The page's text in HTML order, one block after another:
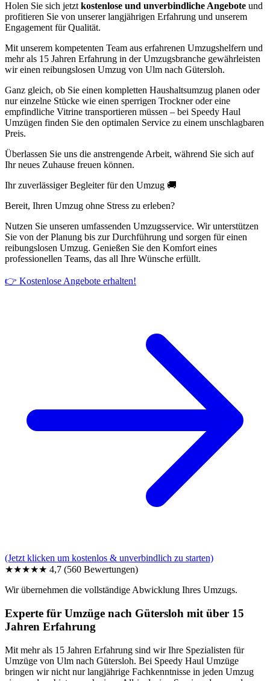
Holen Sie sich jetzt kostenlose und unverbindliche Angebote und
profitieren Sie von unserer langjährigen Erfahrung und unserem
Engagement für Qualität.
Mit unserem kompetenten Team aus erfahrenen Umzugshelfern und
mehr als 15 Jahren Erfahrung in der Umzugsbranche gewährleisten
wir einen reibungslosen Umzug von Ulm nach Gütersloh.
Ganz gleich, ob Sie einen kompletten Haushaltsumzug planen oder
nur einzelne Stücke wie einen sperrigen Trockner oder eine
empfindliche Vitrine transportieren müssen – bei Speedy Haul
Umzügen finden Sie den optimalen Service zu einem unschlagbaren
Preis.
Überlassen Sie uns die anstrengende Arbeit, während Sie sich auf
Ihr neues Zuhause freuen können.
Ihr zuverlässiger Begleiter für den Umzug 🚚
Bereit, Ihren Umzug ohne Stress zu erleben?
Nutzen Sie unseren umfassenden Umzugsservice. Wir unterstützen
Sie von der Planung bis zur Durchführung und sorgen für einen
reibungslosen Umzug. Genießen Sie den Komfort eines
professionellen Teams, das all Ihre Wünsche erfüllt.
👉 Kostenlose Angebote erhalten!
(Jetzt klicken um kostenlos & unverbindlich zu starten)
★★★★★ 4,7 (560 Bewertungen)
Wir übernehmen die vollständige Abwicklung Ihres Umzugs.
Experte für Umzüge nach Gütersloh mit über 15
Jahren Erfahrung
Mit mehr als 15 Jahren Erfahrung sind wir Ihre Spezialisten für
Umzüge von Ulm nach Gütersloh. Bei Speedy Haul Umzüge
bringen wir nicht nur langjährige Fachkenntnisse in jeden Umzug